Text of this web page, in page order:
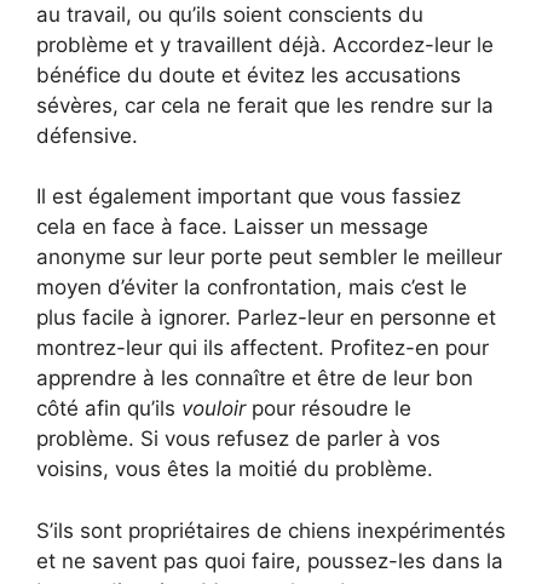
au travail, ou qu’ils soient conscients du
problème et y travaillent déjà. Accordez-leur le
bénéfice du doute et évitez les accusations
sévères, car cela ne ferait que les rendre sur la
défensive.
Il est également important que vous fassiez
cela en face à face. Laisser un message
anonyme sur leur porte peut sembler le meilleur
moyen d’éviter la confrontation, mais c’est le
plus facile à ignorer. Parlez-leur en personne et
montrez-leur qui ils affectent. Profitez-en pour
apprendre à les connaître et être de leur bon
côté afin qu’ils vouloirpour résoudre le
problème. Si vous refusez de parler à vos
voisins, vous êtes la moitié du problème.
S’ils sont propriétaires de chiens inexpérimentés
et ne savent pas quoi faire, poussez-les dans la